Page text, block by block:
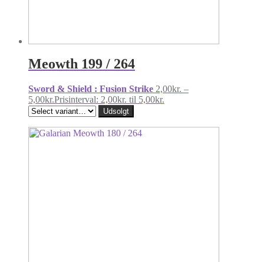
Meowth 199 / 264
Sword & Shield : Fusion Strike 2,00kr. –
5,00kr.Prisinterval: 2,00kr. til 5,00kr.
Udsolgt